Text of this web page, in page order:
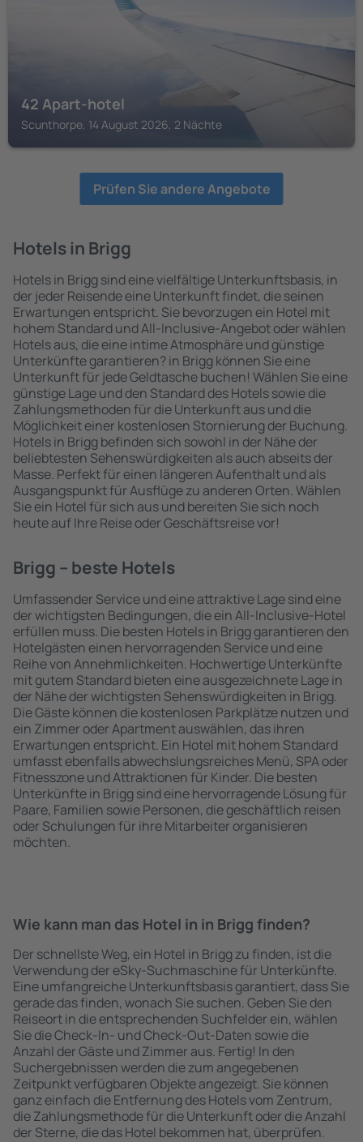
42 Apart-hotel
Scunthorpe, 14 August 2026, 2 Nächte
Prüfen Sie andere Angebote
Hotels in Brigg
Hotels in Brigg sind eine vielfältige Unterkunftsbasis, in
der jeder Reisende eine Unterkunft findet, die seinen
Erwartungen entspricht. Sie bevorzugen ein Hotel mit
hohem Standard und All-Inclusive-Angebot oder wählen
Hotels aus, die eine intime Atmosphäre und günstige
Unterkünfte garantieren? in Brigg können Sie eine
Unterkunft für jede Geldtasche buchen! Wählen Sie eine
günstige Lage und den Standard des Hotels sowie die
Zahlungsmethoden für die Unterkunft aus und die
Möglichkeit einer kostenlosen Stornierung der Buchung.
Hotels in Brigg befinden sich sowohl in der Nähe der
beliebtesten Sehenswürdigkeiten als auch abseits der
Masse. Perfekt für einen längeren Aufenthalt und als
Ausgangspunkt für Ausflüge zu anderen Orten. Wählen
Sie ein Hotel für sich aus und bereiten Sie sich noch
heute auf Ihre Reise oder Geschäftsreise vor!
Brigg – beste Hotels
Umfassender Service und eine attraktive Lage sind eine
der wichtigsten Bedingungen, die ein All-Inclusive-Hotel
erfüllen muss. Die besten Hotels in Brigg garantieren den
Hotelgästen einen hervorragenden Service und eine
Reihe von Annehmlichkeiten. Hochwertige Unterkünfte
mit gutem Standard bieten eine ausgezeichnete Lage in
der Nähe der wichtigsten Sehenswürdigkeiten in Brigg.
Die Gäste können die kostenlosen Parkplätze nutzen und
ein Zimmer oder Apartment auswählen, das ihren
Erwartungen entspricht. Ein Hotel mit hohem Standard
umfasst ebenfalls abwechslungsreiches Menü, SPA oder
Fitnesszone und Attraktionen für Kinder. Die besten
Unterkünfte in Brigg sind eine hervorragende Lösung für
Paare, Familien sowie Personen, die geschäftlich reisen
oder Schulungen für ihre Mitarbeiter organisieren
möchten.
Wie kann man das Hotel in in Brigg finden?
Der schnellste Weg, ein Hotel in Brigg zu finden, ist die
Verwendung der eSky-Suchmaschine für Unterkünfte.
Eine umfangreiche Unterkunftsbasis garantiert, dass Sie
gerade das finden, wonach Sie suchen. Geben Sie den
Reiseort in die entsprechenden Suchfelder ein, wählen
Sie die Check-In- und Check-Out-Daten sowie die
Anzahl der Gäste und Zimmer aus. Fertig! In den
Suchergebnissen werden die zum angegebenen
Zeitpunkt verfügbaren Objekte angezeigt. Sie können
ganz einfach die Entfernung des Hotels vom Zentrum,
die Zahlungsmethode für die Unterkunft oder die Anzahl
der Sterne, die das Hotel bekommen hat, überprüfen.